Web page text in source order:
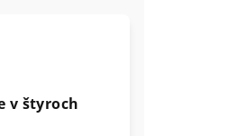
v štyroch